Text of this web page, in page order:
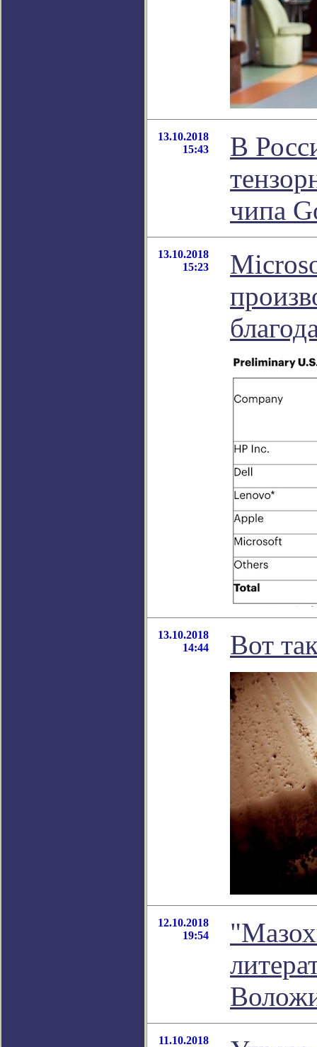
13.10.2018
15:43
В
чипа
13.10.2018
15:23
13.10.2018
14:44
Вот
12.10.2018
19:54
11.10.2018